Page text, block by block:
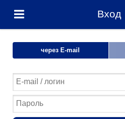
Вход
через E-mail